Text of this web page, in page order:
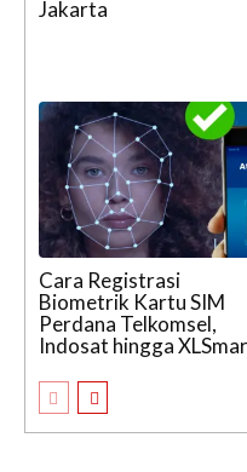
Jakarta
Cara Registrasi
Biometrik Kartu SIM
Perdana Telkomsel,
Indosat hingga